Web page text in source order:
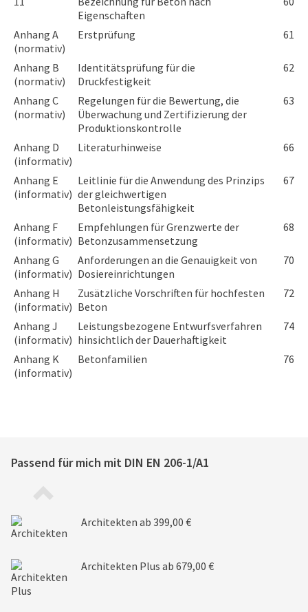
Eigenschaften
Anhang A
(normativ)
Erstprüfung 61
Anhang B
(normativ)
Identitätsprüfung für die
Druckfestigkeit
62
Anhang C
(normativ)
Regelungen für die Bewertung, die
Überwachung und Zertifizierung der
Produktionskontrolle
63
Anhang D
(informativ)
Literaturhinweise 66
Anhang E
(informativ)
Leitlinie für die Anwendung des Prinzips
der gleichwertigen
Betonleistungsfähigkeit
67
Anhang F
(informativ)
Empfehlungen für Grenzwerte der
Betonzusammensetzung
68
Anhang G
(informativ)
Anforderungen an die Genauigkeit von
Dosiereinrichtungen
70
Anhang H
(informativ)
Zusätzliche Vorschriften für hochfesten
Beton
72
Anhang J
(informativ)
Leistungsbezogene Entwurfsverfahren
hinsichtlich der Dauerhaftigkeit
74
Anhang K
(informativ)
Betonfamilien 76
Passend für mich mit DIN EN 206-1/A1
Architekten ab 399,00 €
Architekten Plus ab 679,00 €